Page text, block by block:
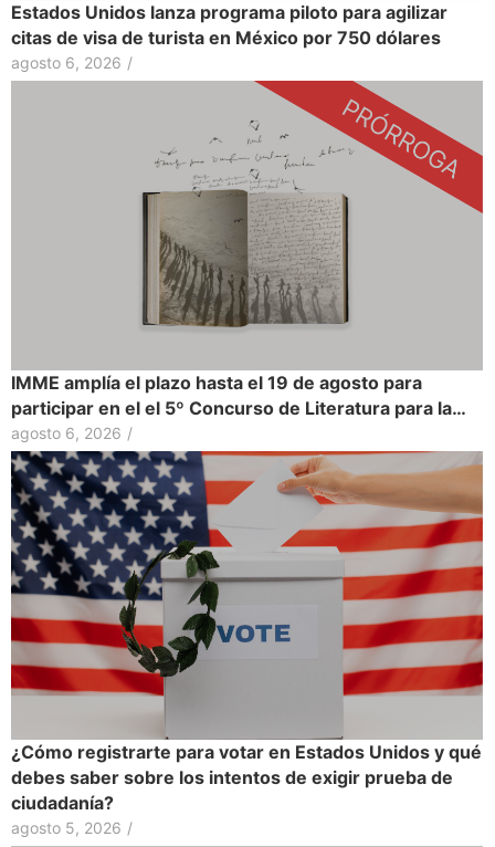
Estados Unidos lanza programa piloto para agilizar
citas de visa de turista en México por 750 dólares
agosto 6, 2026 /
IMME amplía el plazo hasta el 19 de agosto para
participar en el el 5º Concurso de Literatura para la…
agosto 6, 2026 /
¿Cómo registrarte para votar en Estados Unidos y qué
debes saber sobre los intentos de exigir prueba de
ciudadanía?
agosto 5, 2026 /